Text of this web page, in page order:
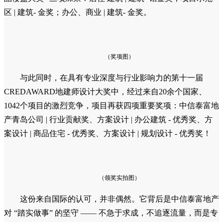
区 | 建筑- 金奖；办公、商业 | 建筑- 金奖。
（奖项图）
与此同时，在具有专业深度与行业影响力的第十一届
CREDAWARD地建师设计大奖中，经过来自20余个国家、
1042个项目的激烈竞争，项目再获四项重要奖项：中信泰富地
产青岛公司 | 行业贡献奖、方案设计 | 办公建筑 - 优秀奖、方
案设计 | 商品住宅 - 优秀奖、方案设计 | 规划设计 - 优秀奖！
（领奖实拍图）
这份来自国际的认可，并非偶然。它背后是中信泰富地产
对 “踏实做事” 的坚守 —— 不急于求成，不追逐流量，而是专